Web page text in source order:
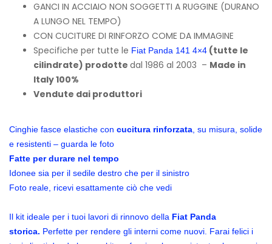
GANCI IN ACCIAIO NON SOGGETTI A RUGGINE (DURANO
A LUNGO NEL TEMPO)
CON CUCITURE DI RINFORZO COME DA IMMAGINE
Specifiche per tutte le Fiat Panda 141 4×4 (tutte le
cilindrate) prodotte dal 1986 al 2003 – Made in
Italy 100%
Vendute dai produttori
Cinghie fasce elastiche con cucitura rinforzata, su misura, solide
e resistenti – guarda le foto
Fatte per durare nel tempo
Idonee sia per il sedile destro che per il sinistro
Foto reale, ricevi esattamente ciò che vedi
Il kit ideale per i tuoi lavori di rinnovo della Fiat Panda
storica. Perfette per rendere gli interni come nuovi. Farai felici i